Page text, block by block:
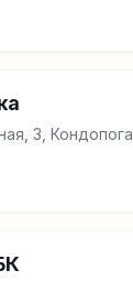
3, Кондопога